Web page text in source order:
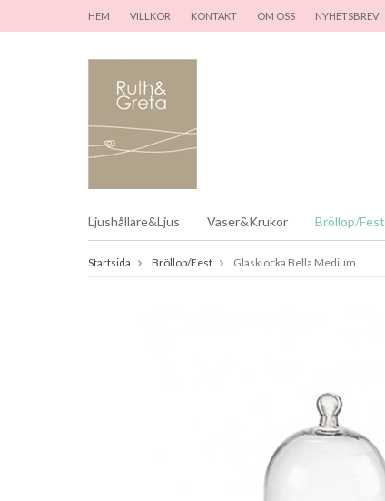
HEM VILLKOR KONTAKT OM OSS NYHETSBREV
Ljushållare&Ljus Vaser&Krukor Bröllop/Fest
Startsida Bröllop/Fest Glasklocka Bella Medium